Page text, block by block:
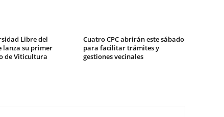
Libre del
lanza su primer
de Viticultura
Cuatro CPC abrirán este sábado
para facilitar trámites y
gestiones vecinales